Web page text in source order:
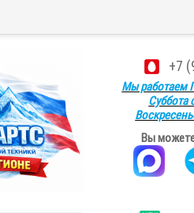
+7
Мы работаем
Суббота
Вы